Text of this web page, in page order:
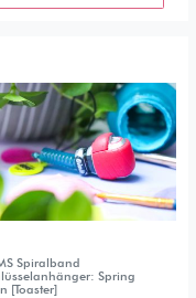
Spiralband
Spring
[Toaster]